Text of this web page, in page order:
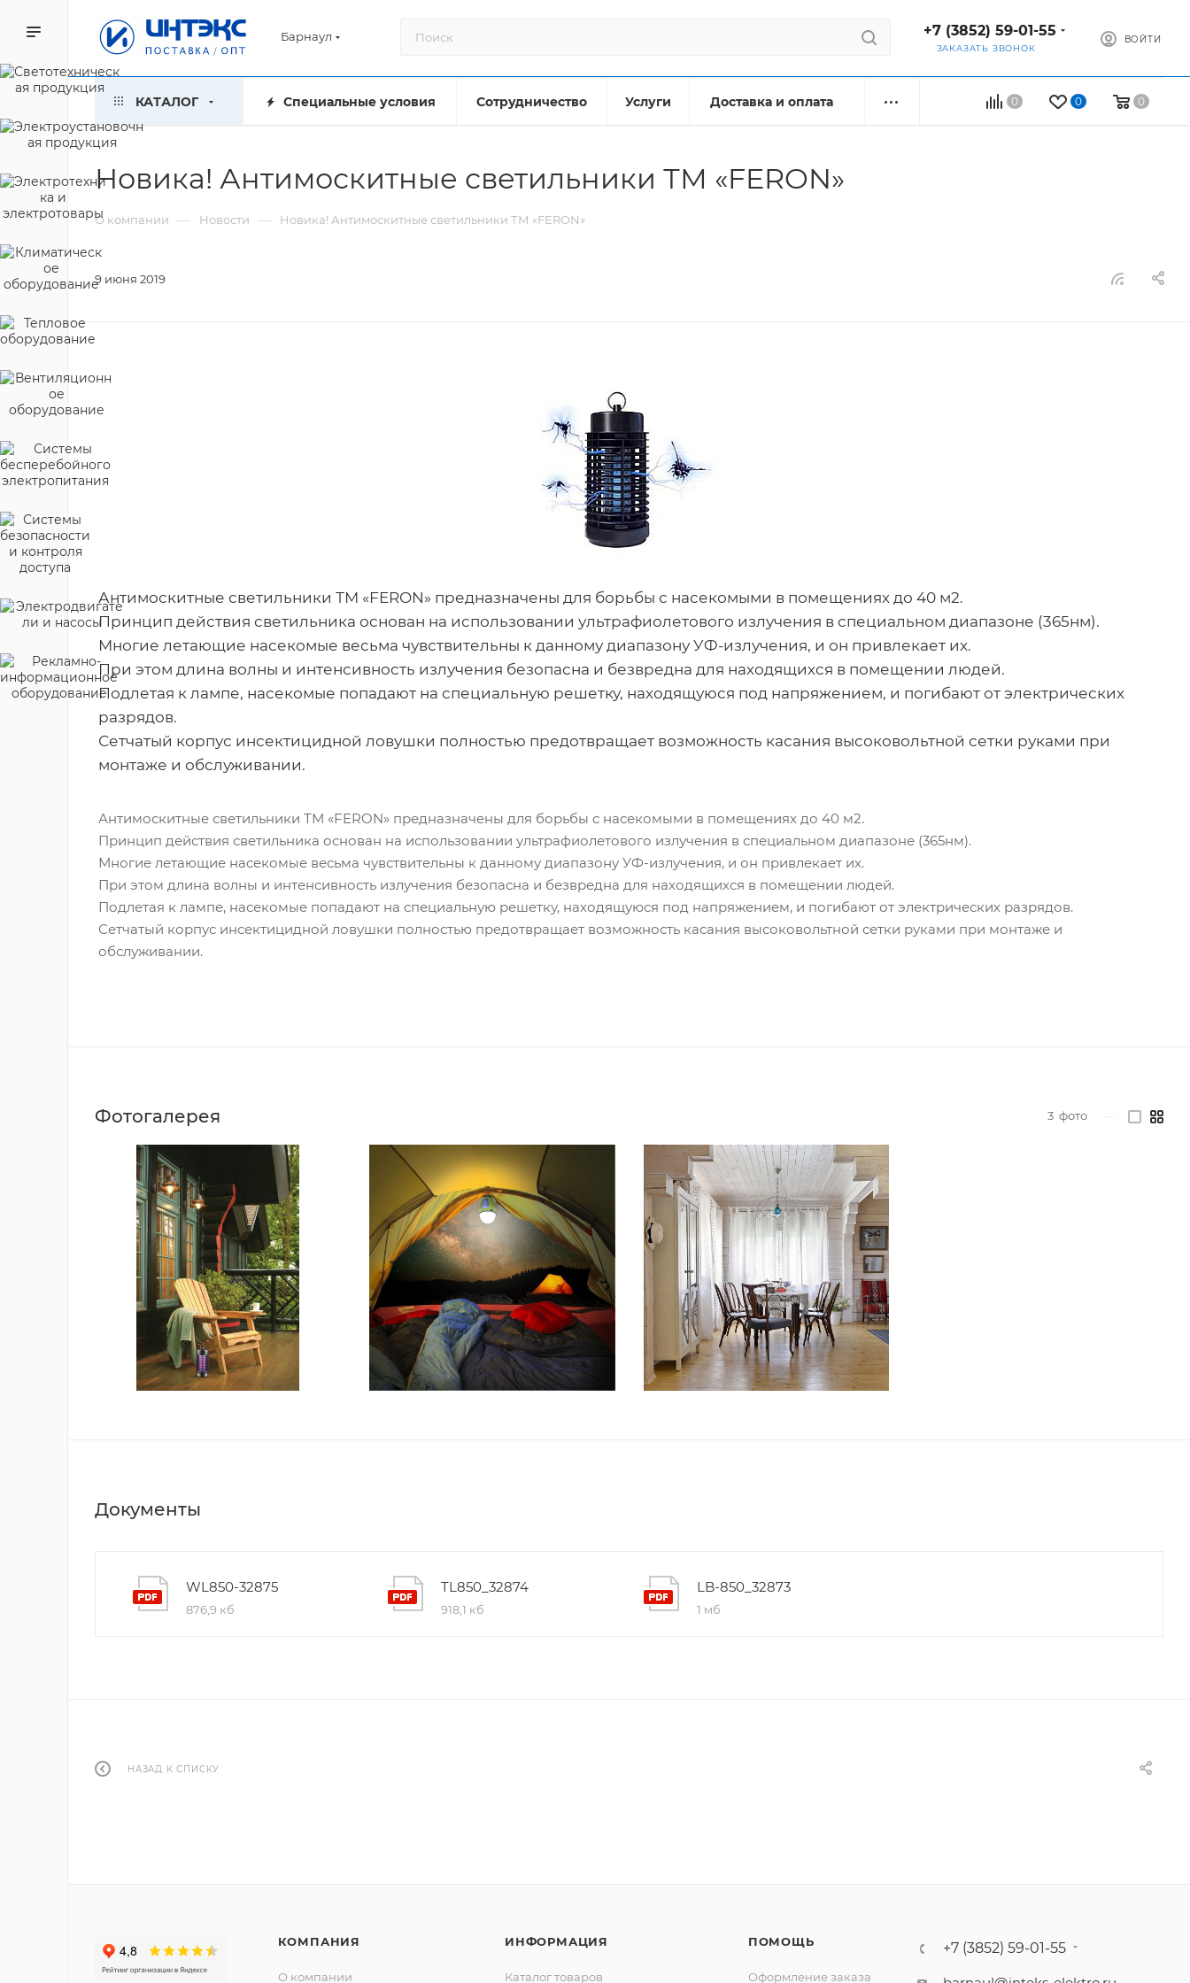
Барнаул +7 (3852) 59-01-55
ЗАКАЗАТЬ ЗВОНОК
ВОЙТИ
0 0 0
КАТАЛОГ Специальные условия Сотрудничество Услуги Доставка и оплата
Новика! Антимоскитные светильники ТМ «FERON»
О компании — Новости — Новика! Антимоскитные светильники ТМ «FERON»
9 июня 2019
Антимоскитные светильники ТМ «FERON» предназначены для борьбы с насекомыми в помещениях до 40 м2.
Принцип действия светильника основан на использовании ультрафиолетового излучения в специальном диапазоне (365нм).
Многие летающие насекомые весьма чувствительны к данному диапазону УФ-излучения, и он привлекает их.
При этом длина волны и интенсивность излучения безопасна и безвредна для находящихся в помещении людей.
Подлетая к лампе, насекомые попадают на специальную решетку, находящуюся под напряжением, и погибают от электрических
разрядов.
Сетчатый корпус инсектицидной ловушки полностью предотвращает возможность касания высоковольтной сетки руками при
монтаже и обслуживании.
Антимоскитные светильники ТМ «FERON» предназначены для борьбы с насекомыми в помещениях до 40 м2.
Принцип действия светильника основан на использовании ультрафиолетового излучения в специальном диапазоне (365нм).
Многие летающие насекомые весьма чувствительны к данному диапазону УФ-излучения, и он привлекает их.
При этом длина волны и интенсивность излучения безопасна и безвредна для находящихся в помещении людей.
Подлетая к лампе, насекомые попадают на специальную решетку, находящуюся под напряжением, и погибают от электрических разрядов.
Сетчатый корпус инсектицидной ловушки полностью предотвращает возможность касания высоковольтной сетки руками при монтаже и
обслуживании.
Фотогалерея 3 фото
Документы
WL850-32875
876,9 кб
TL850_32874
918,1 кб
LB-850_32873
1 мб
НАЗАД К СПИСКУ
КОМПАНИЯ
О компании
ИНФОРМАЦИЯ
Каталог товаров
ПОМОЩЬ
Оформление заказа
+7 (3852) 59-01-55